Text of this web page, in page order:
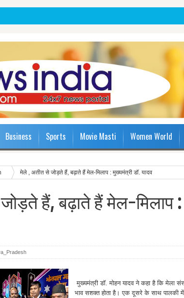
Business Sports Movie Masti Women World
मेले , अतीत से जोड़ते हैं, बढ़ाते हैं मेल-मिलाप : मुख्यमंत्री डॉ. यादव
हैं, बढ़ाते हैं मेल-मिलाप :
मुख्यमंत्री डॉ. मोहन यादव ने कहा है कि मेला
भाव सशक्त होता है। एक दूसरे के साथ